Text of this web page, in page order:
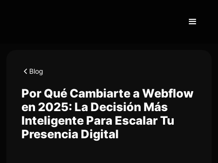
Blog
Por Qué Cambiarte a Webflow
en 2025: La Decisión Más
Inteligente Para Escalar Tu
Presencia Digital